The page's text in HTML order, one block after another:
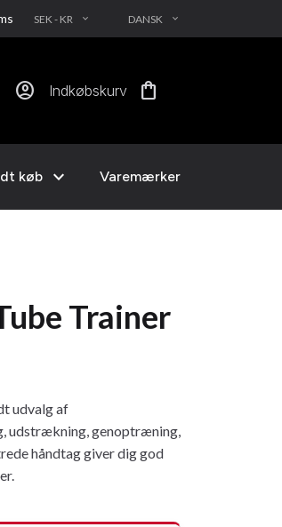
SEK - KR EXPAND_MORE DANSK EXPAND_MORE
account_circle Indkøbskurv shopping_bag
køb expand_more Varemærker
Trainer
udvalg af
udstrækning, genoptræning,
håndtag giver dig god